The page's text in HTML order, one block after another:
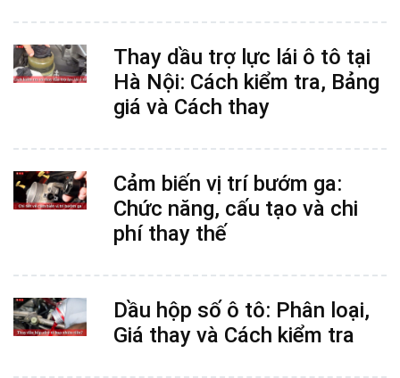
Thay dầu trợ lực lái ô tô tại
Hà Nội: Cách kiểm tra, Bảng
giá và Cách thay
Cảm biến vị trí bướm ga:
Chức năng, cấu tạo và chi
phí thay thế
Dầu hộp số ô tô: Phân loại,
Giá thay và Cách kiểm tra